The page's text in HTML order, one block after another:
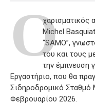
Οχαρισματικός
Michel
“SAMO”,
του και τους
την έμπνευση
Εργαστήριο, που θα
Σιδηροδρομικό Σταθμό
Φεβρουαρίου 2026.